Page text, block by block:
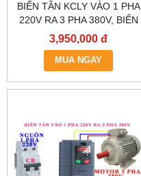
BIẾN TẦN KCLY VÀO 1 PHA
220V RA 3 PHA 380V, BIẾN
TẦN KCLY KOC600-
2R2GT3-B
3,950,000 đ
MUA NGAY